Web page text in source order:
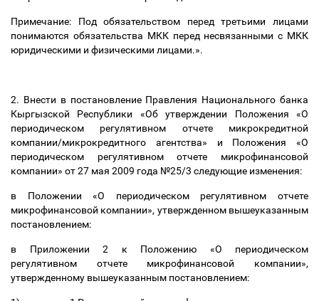
Примечание: Под обязательством перед третьими лицами
понимаются обязательства МКК перед несвязанными с МКК
юридическими и физическими лицами.».
2. Внести в постановление Правления Национального банка
Кыргызской Республики «Об утверждении Положения «О
периодическом регулятивном отчете микрокредитной
компании/микрокредитного агентства» и Положения «О
периодическом регулятивном отчете микрофинансовой
компании» от 27 мая 2009 года №25/3 следующие изменения:
в Положении «О периодическом регулятивном отчете
микрофинансовой компании», утвержденном вышеуказанным
постановлением:
в Приложении 2 к Положению «О периодическом
регулятивном отчете микрофинансовой компании»,
утвержденному вышеуказанным постановлением: